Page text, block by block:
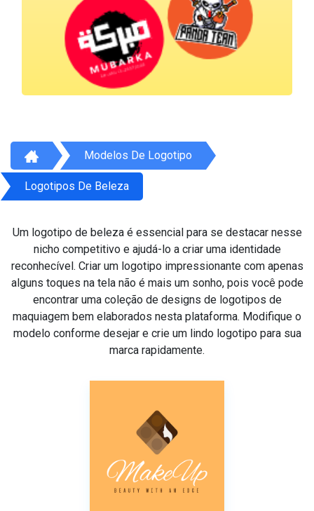
Modelos De Logotipo
Logotipos De Beleza
Um logotipo de beleza é essencial para se destacar nesse
nicho competitivo e ajudá-lo a criar uma identidade
reconhecível. Criar um logotipo impressionante com apenas
alguns toques na tela não é mais um sonho, pois você pode
encontrar uma coleção de designs de logotipos de
maquiagem bem elaborados nesta plataforma. Modifique o
modelo conforme desejar e crie um lindo logotipo para sua
marca rapidamente.